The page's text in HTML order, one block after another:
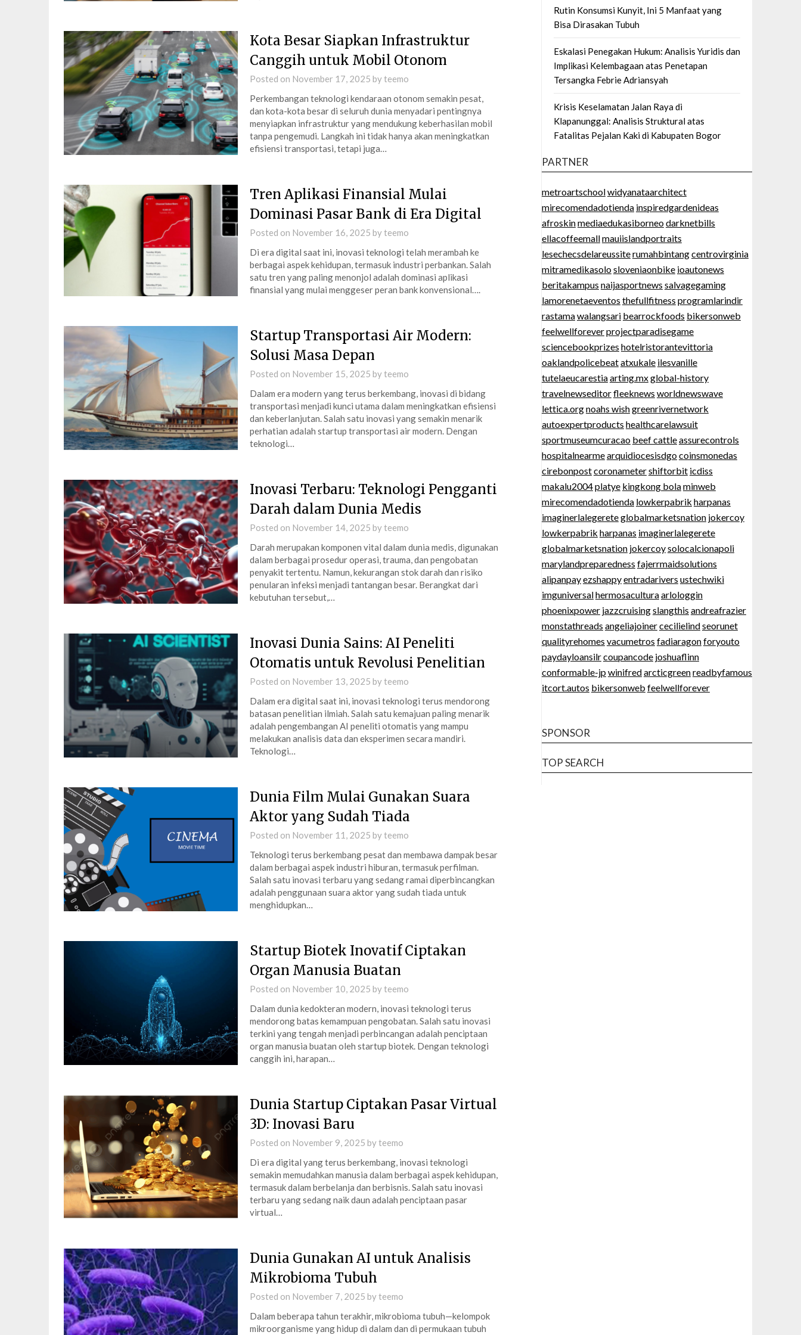
Kota Besar Siapkan Infrastruktur
Canggih untuk Mobil Otonom
Posted on November 17, 2025 byteemo
Perkembangan teknologi kendaraan otonom semakin pesat,
dan kota-kota besar di seluruh dunia menyadari pentingnya
menyiapkan infrastruktur yang mendukung keberhasilan mobil
tanpa pengemudi. Langkah ini tidak hanya akan meningkatkan
efisiensi transportasi, tetapi juga…
Tren Aplikasi Finansial Mulai
Dominasi Pasar Bank di Era Digital
Posted on November 16, 2025 byteemo
Di era digital saat ini, inovasi teknologi telah merambah ke
berbagai aspek kehidupan, termasuk industri perbankan. Salah
satu tren yang paling menonjol adalah dominasi aplikasi
finansial yang mulai menggeser peran bank konvensional….
Startup Transportasi Air Modern:
Solusi Masa Depan
Posted on November 15, 2025 byteemo
Dalam era modern yang terus berkembang, inovasi di bidang
transportasi menjadi kunci utama dalam meningkatkan efisiensi
dan keberlanjutan. Salah satu inovasi yang semakin menarik
perhatian adalah startup transportasi air modern. Dengan
teknologi…
Inovasi Terbaru: Teknologi Pengganti
Darah dalam Dunia Medis
Posted on November 14, 2025 byteemo
Darah merupakan komponen vital dalam dunia medis, digunakan
dalam berbagai prosedur operasi, trauma, dan pengobatan
penyakit tertentu. Namun, kekurangan stok darah dan risiko
penularan infeksi menjadi tantangan besar. Berangkat dari
kebutuhan tersebut,…
Inovasi Dunia Sains: AI Peneliti
Otomatis untuk Revolusi Penelitian
Posted on November 13, 2025 byteemo
Dalam era digital saat ini, inovasi teknologi terus mendorong
batasan penelitian ilmiah. Salah satu kemajuan paling menarik
adalah pengembangan AI peneliti otomatis yang mampu
melakukan analisis data dan eksperimen secara mandiri.
Teknologi…
Dunia Film Mulai Gunakan Suara
Aktor yang Sudah Tiada
Posted on November 11, 2025 byteemo
Teknologi terus berkembang pesat dan membawa dampak besar
dalam berbagai aspek industri hiburan, termasuk perfilman.
Salah satu inovasi terbaru yang sedang ramai diperbincangkan
adalah penggunaan suara aktor yang sudah tiada untuk
menghidupkan…
Startup Biotek Inovatif Ciptakan
Organ Manusia Buatan
Posted on November 10, 2025 byteemo
Dalam dunia kedokteran modern, inovasi teknologi terus
mendorong batas kemampuan pengobatan. Salah satu inovasi
terkini yang tengah menjadi perbincangan adalah penciptaan
organ manusia buatan oleh startup biotek. Dengan teknologi
canggih ini, harapan…
Dunia Startup Ciptakan Pasar Virtual
3D: Inovasi Baru
Posted on November 9, 2025 byteemo
Di era digital yang terus berkembang, inovasi teknologi
semakin memudahkan manusia dalam berbagai aspek kehidupan,
termasuk dalam berbelanja dan berbisnis. Salah satu inovasi
terbaru yang sedang naik daun adalah penciptaan pasar
virtual…
Dunia Gunakan AI untuk Analisis
Mikrobioma Tubuh
Posted on November 7, 2025 byteemo
Dalam beberapa tahun terakhir, mikrobioma tubuh—kelompok
mikroorganisme yang hidup di dalam dan di permukaan tubuh
Rutin Konsumsi Kunyit, Ini 5 Manfaat yang
Bisa Dirasakan Tubuh
Eskalasi Penegakan Hukum: Analisis Yuridis dan
Implikasi Kelembagaan atas Penetapan
Tersangka Febrie Adriansyah
Krisis Keselamatan Jalan Raya di
Klapanunggal: Analisis Struktural atas
Fatalitas Pejalan Kaki di Kabupaten Bogor
PARTNER
metroartschoolwidyanataarchitect
mirecomendadotienda inspiredgardenideas
afroskinmediaedukasiborneodarknetbills
ellacoffeemallmauiislandportraits
lesechecsdelareussiterumahbintangcentrovirginia
mitramedikasolosloveniaonbike ioautonews
beritakampus naijasportnews salvagegaming
lamorenetaeventos thefullfitness programlarindir
rastamawalangsari bearrockfoods bikersonweb
feelwellforeverprojectparadisegame
sciencebookprizes hotelristorantevittoria
oaklandpolicebeatatxukale ilesvanille
tutelaeucarestiaarting.mxglobal-history
travelnewseditorfleeknews worldnewswave
lettica.orgnoahs wishgreenrivernetwork
autoexpertproducts healthcarelawsuit
sportmuseumcuracao beef cattleassurecontrols
hospitalnearmearquidiocesisdgocoinsmonedas
cirebonpostcoronametershiftorbit icdiss
makalu2004platye kingkong bolaminweb
mirecomendadotienda lowkerpabrik harpanas
imaginerlalegereteglobalmarketsnation jokercoy
lowkerpabrik harpanas imaginerlalegerete
globalmarketsnation jokercoysolocalcionapoli
marylandpreparedness fajerrmaidsolutions
alipanpayezshappyentradarivers ustechwiki
imguniversalhermosaculturaarlologgin
phoenixpower jazzcruisingslangthis andreafrazier
monstathreads angeliajoinercecilielindseorunet
qualityrehomes vacumetros fadiaragonforyouto
paydayloansilrcoupancode joshuaflinn
conformable-jpwinifredarcticgreenreadbyfamous
itcort.autos bikersonweb feelwellforever
SPONSOR
TOP SEARCH